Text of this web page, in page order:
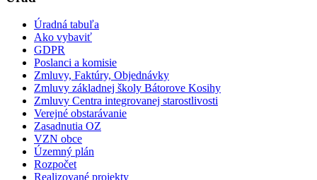
Úradná tabuľa
Ako vybaviť
GDPR
Poslanci a komisie
Zmluvy, Faktúry, Objednávky
Zmluvy základnej školy Bátorove Kosihy
Zmluvy Centra integrovanej starostlivosti
Verejné obstarávanie
Zasadnutia OZ
VZN obce
Územný plán
Rozpočet
Realizované projekty